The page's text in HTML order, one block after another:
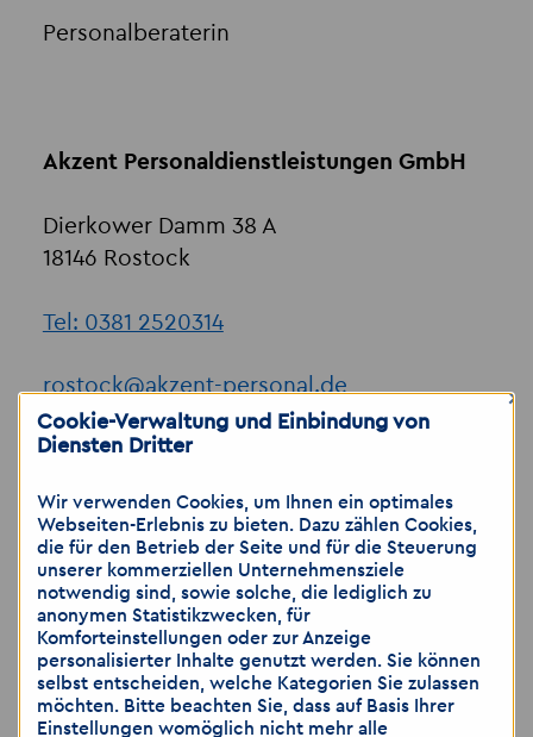
Personalberaterin
Akzent Personaldienstleistungen GmbH
Dierkower Damm 38 A
18146 Rostock
Tel: 0381 2520314
rostock@akzent-personal.de
www.akzent-personal.de
Unsere Hinweise zum Datenschutz finden
Sie hier:
https://www.akzent-
personal.de/datenschutz-erstinformation
Geschäftsführer:
Cookie-Verwaltung und Einbindung von
Diensten Dritter
×
Wir verwenden Cookies, um Ihnen ein optimales
Webseiten-Erlebnis zu bieten. Dazu zählen Cookies,
die für den Betrieb der Seite und für die Steuerung
unserer kommerziellen Unternehmensziele
notwendig sind, sowie solche, die lediglich zu
anonymen Statistikzwecken, für
Komforteinstellungen oder zur Anzeige
personalisierter Inhalte genutzt werden. Sie können
selbst entscheiden, welche Kategorien Sie zulassen
möchten. Bitte beachten Sie, dass auf Basis Ihrer
Einstellungen womöglich nicht mehr alle